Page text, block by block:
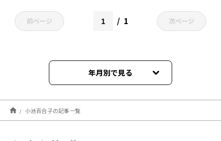
前ページ 1 次ページ
年月別で見る
2026年01月
2024年07月
小池百合子の記事一覧